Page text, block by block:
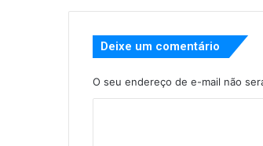
Deixe um comentário
O seu endereço de e-mail não